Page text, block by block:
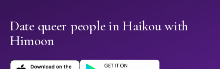
Date queer people in Haikou with
Himoon